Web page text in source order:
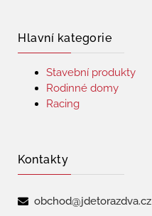
Hlavní kategorie
Stavební produkty
Rodinné domy
Racing
Kontakty
obchod@jdetorazdva.cz